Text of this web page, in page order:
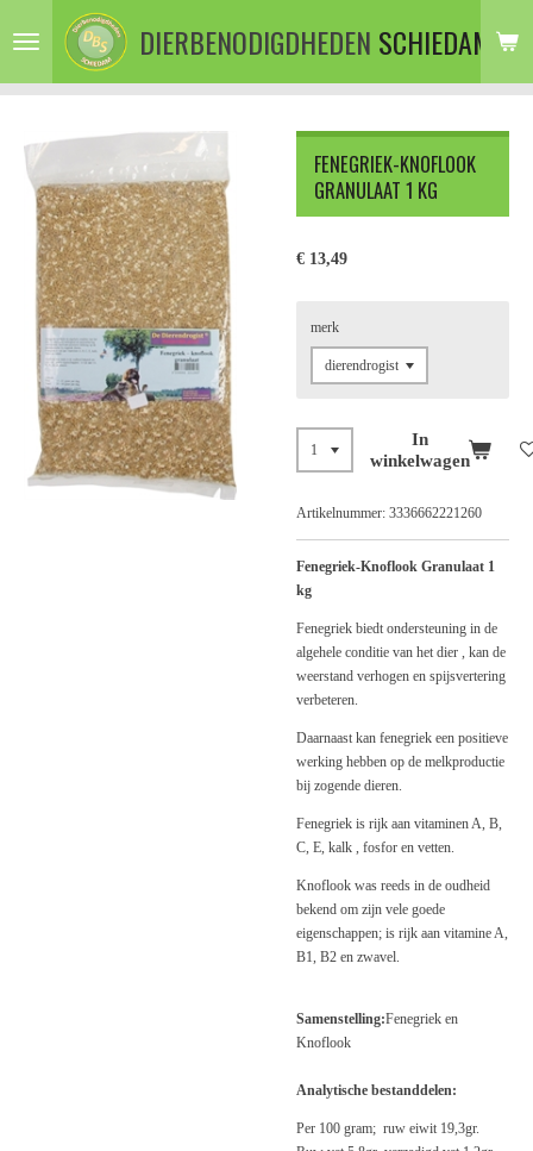
direct
de
DIERBENODIGDHEDEN SCHIEDAM
FENEGRIEK-KNOFLOOK
GRANULAAT 1 KG
€ 13,49
merk
In
winkelwagen
Artikelnummer: 3336662221260
Fenegriek-Knoflook Granulaat 1
kg
Fenegriek biedt ondersteuning in de
algehele conditie van het dier , kan de
weerstand verhogen en spijsvertering
verbeteren.
Daarnaast kan fenegriek een positieve
werking hebben op de melkproductie
bij zogende dieren.
Fenegriek is rijk aan vitaminen A, B,
C, E, kalk , fosfor en vetten.
Knoflook was reeds in de oudheid
bekend om zijn vele goede
eigenschappen; is rijk aan vitamine A,
B1, B2 en zwavel.
Samenstelling:Fenegriek en
Knoflook
Analytische bestanddelen:
Per 100 gram; ruw eiwit 19,3gr.